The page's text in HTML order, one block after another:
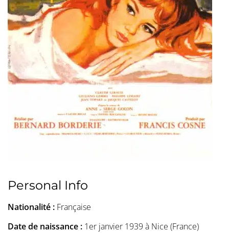
Personal Info
Nationalité : Française
Date de naissance : 1er janvier 1939 à Nice (France)